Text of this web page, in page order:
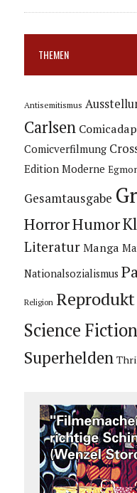
THEMEN
Antisemitismus
Carlsen
Comicverfilmung
Edition Moderne
Gesamtausgabe
HorrorHumor
Literatur Manga
Nationalsozialismus
Religion Reprodukt
Science Fiction
Superhelden